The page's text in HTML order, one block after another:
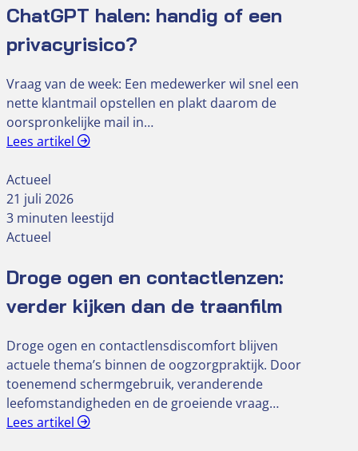
ChatGPT halen: handig of een
privacyrisico?
Vraag van de week: Een medewerker wil snel een
nette klantmail opstellen en plakt daarom de
oorspronkelijke mail in…
Lees artikel
Actueel
21 juli 2026
3 minuten leestijd
Actueel
Droge ogen en contactlenzen:
verder kijken dan de traanfilm
Droge ogen en contactlensdiscomfort blijven
actuele thema’s binnen de oogzorgpraktijk. Door
toenemend schermgebruik, veranderende
leefomstandigheden en de groeiende vraag…
Lees artikel